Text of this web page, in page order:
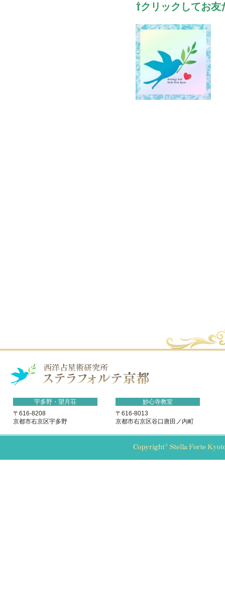
⇧クリックしてお
宇多野・望月荘
〒616-8208
京都市右京区宇多野
妙心寺教室
〒616-8013
京都市右京区谷口唐田ノ内町